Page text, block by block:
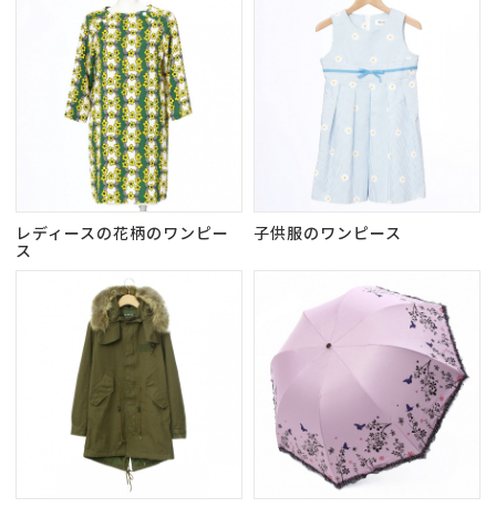
レディースの花柄のワンピー
ス
子供服のワンピース